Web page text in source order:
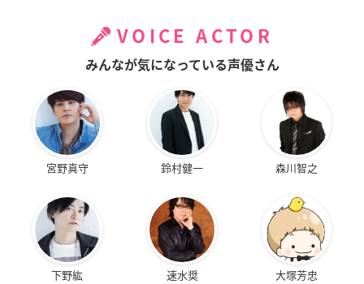
VOICE ACTOR
みんなが気になっている声優さん
宮野真守 鈴村健一 森川智之
下野紘 速水奨 大塚芳忠